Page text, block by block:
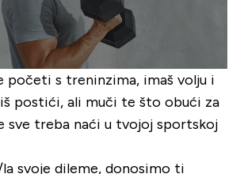
početi s treninzima, imaš volju i
postići, ali muči te što obući za
sve treba naći u tvojoj sportskoj
svoje dileme, donosimo ti